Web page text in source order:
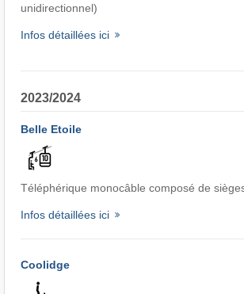
unidirectionnel)
Infos détaillées ici
2023/2024
Belle Etoile
Téléphérique monocâble composé de
Infos détaillées ici
Coolidge